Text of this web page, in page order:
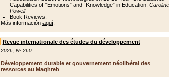
Capabilities of “Emotions” and “Knowledge” in Education. Caroline
Powell
Book Reviews.
Más información aquí.
Revue internationale des études du développement
2026, Nº 260
Développement durable et gouvernement néolibéral des
ressorces au Maghreb